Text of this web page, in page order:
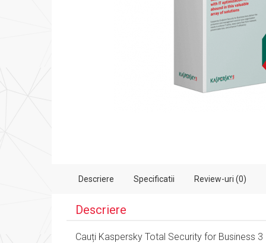
Descriere Specificatii Review-uri (0)
Descriere
Cauți Kaspersky Total Security for Business